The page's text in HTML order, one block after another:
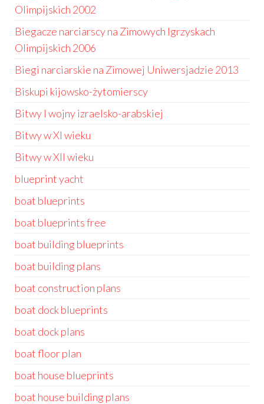
Olimpijskich 2002
Biegacze narciarscy na Zimowych Igrzyskach
Olimpijskich 2006
Biegi narciarskie na Zimowej Uniwersjadzie 2013
Biskupi kijowsko-żytomierscy
Bitwy I wojny izraelsko-arabskiej
Bitwy w XI wieku
Bitwy w XII wieku
blueprint yacht
boat blueprints
boat blueprints free
boat building blueprints
boat building plans
boat construction plans
boat dock blueprints
boat dock plans
boat floor plan
boat house blueprints
boat house building plans